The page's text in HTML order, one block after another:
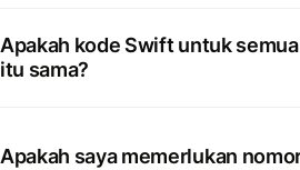
Apakah kode Swift untuk
itu sama?
Apakah saya memerlukan